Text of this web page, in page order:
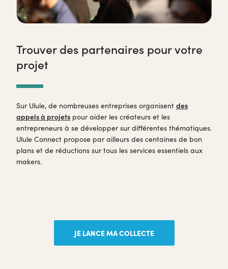
Trouver des partenaires pour votre
projet
Sur Ulule, de nombreuses entreprises organisent des
appels à projets pour aider les créateurs et les
entrepreneurs à se développer sur différentes thématiques.
Ulule Connect propose par ailleurs des centaines de bon
plans et de réductions sur tous les services essentiels aux
makers.
JE LANCE MA COLLECTE